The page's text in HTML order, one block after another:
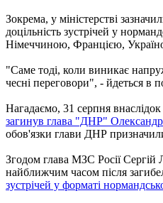
Зокрема, у міністерстві
доцільність зустрічей у
Німеччиною, Францією,
"Саме тоді, коли виникає
чесні переговори", - йдеться в
Нагадаємо, 31 серпня
загинув глава "ДНР"
обов'язки глави ДНР
Згодом глава МЗС Росії Сергій
найближчим часом після
зустрічей у форматі